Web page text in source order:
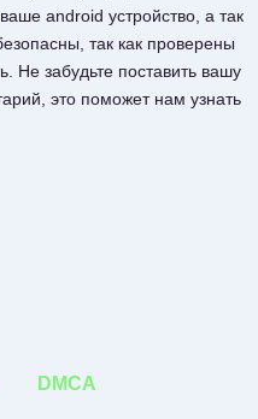
android устройство, а так
так как проверены
Не забудьте поставить вашу
это поможет нам узнать
DMCA